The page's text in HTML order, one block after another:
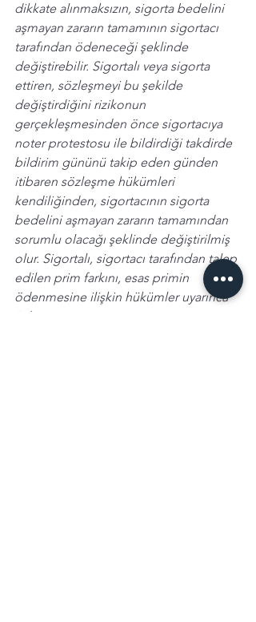
dikkate alınmaksızın, sigorta bedelini
aşmayan zararın tamamının sigortacı
tarafından ödeneceği şeklinde
değiştirebilir. Sigortalı veya sigorta
ettiren, sözleşmeyi bu şekilde
değiştirdiğini rizikonun
gerçekleşmesinden önce sigortacıya
noter protestosu ile bildirdiği takdirde
bildirim gününü takip eden günden
itibaren sözleşme hükümleri
kendiliğinden, sigortacının sigorta
bedelini aşmayan zararın tamamından
sorumlu olacağı şeklinde değiştirilmiş
olur. Sigortalı, sigortacı tarafından talep
edilen prim farkını, esas primin
ödenmesine ilişkin hükümler uyarınca
öder.